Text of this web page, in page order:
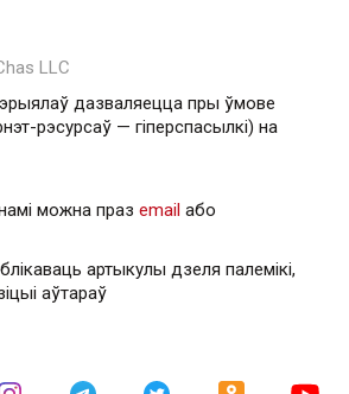
LLC
дазваляецца пры ўмове
рэсурсаў — гiперспасылкi) на
можна праз email або
артыкулы дзеля палемікі,
аўтараў